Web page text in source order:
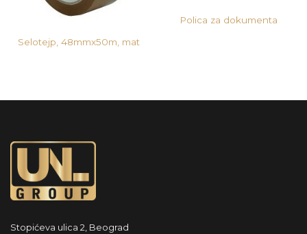
Selotejp, 48mmx50m, mat
Polica za dokumenta
Stopićeva ulica 2, Beograd